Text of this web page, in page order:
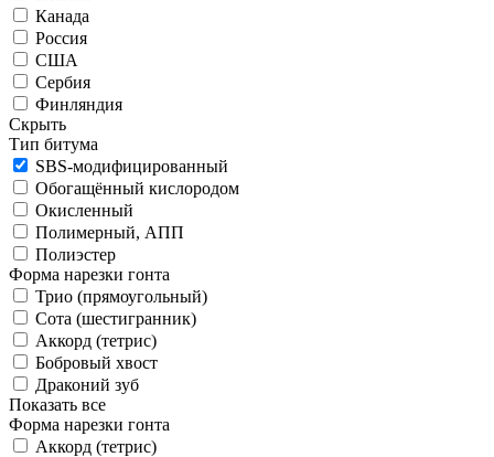
Канада
Россия
США
Сербия
Финляндия
Скрыть
Тип битума
SBS-модифицированный
Обогащённый кислородом
Окисленный
Полимерный, АПП
Полиэстер
Форма нарезки гонта
Трио (прямоугольный)
Сота (шестигранник)
Аккорд (тетрис)
Бобровый хвост
Драконий зуб
Показать все
Форма нарезки гонта
Аккорд (тетрис)